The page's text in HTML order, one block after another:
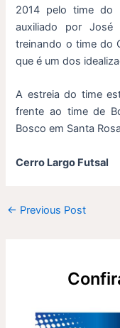
2014 pelo time do
auxiliado por
treinando o time do
que é um dos
A estreia do time
frente ao time de
Bosco em Santa
Cerro Largo Futsal
← Previous Post